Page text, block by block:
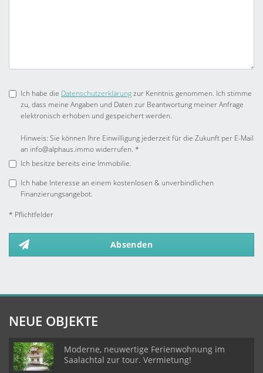
Ich habe die Datenschutzerklärungzur Kenntnis genommen. Ich stimme
zu, dass meine Angaben und Daten zur Beantwortung meiner Anfrage
elektronisch erhoben und gespeichert werden.
Hinweis: Sie können Ihre Einwilligung jederzeit für die Zukunft per E-Mail
an info@alphaus.immo widerrufen. *
Ich besitze bereits eine Immobilie.
Ich habe Interesse an einem kostenlosen & unverbindlichen
Finanzierungsangebot.
* Pflichtfelder
Absenden
NEUE OBJEKTE
Moderne, neuwertige Ferienwohnung im
Saalachtal zur tour. Vermietung!